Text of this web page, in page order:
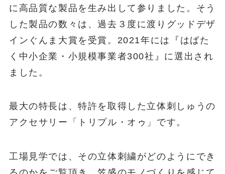
に高品質な製品を生み出して参りました。そう
した製品の数々は、過去３度に渡りグッドデザ
インぐんま大賞を受賞。2021年には『はばた
く中小企業・小規模事業者300社』に選出され
ました。
最大の特長は、特許を取得した立体刺しゅうの
アクセサリー「トリプル・オゥ」です。
工場見学では、その立体刺繍がどのようにでき